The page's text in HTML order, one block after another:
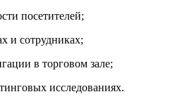
посетителей;
и сотрудниках;
в торговом зале;
исследованиях.